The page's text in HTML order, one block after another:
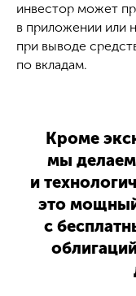
инвестор может
в приложении или
при выводе
по вкладам.
Кроме
мы делаем
и
это
с